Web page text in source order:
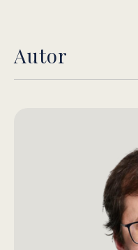
Autor